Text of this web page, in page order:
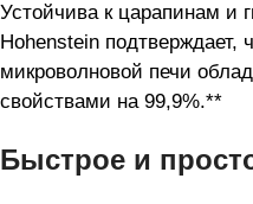
Устойчива к царапинам и
Hohenstein подтверждает,
микроволновой печи
свойствами на 99,9%.**
Быстрое и